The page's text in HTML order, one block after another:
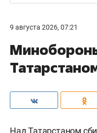
9 августа 2026, 07:21
Над Татарстаном